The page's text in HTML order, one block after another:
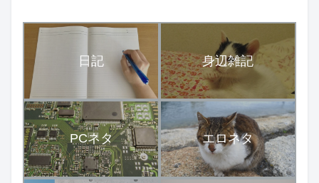
日記 身辺雑記
PCネタ エロネタ